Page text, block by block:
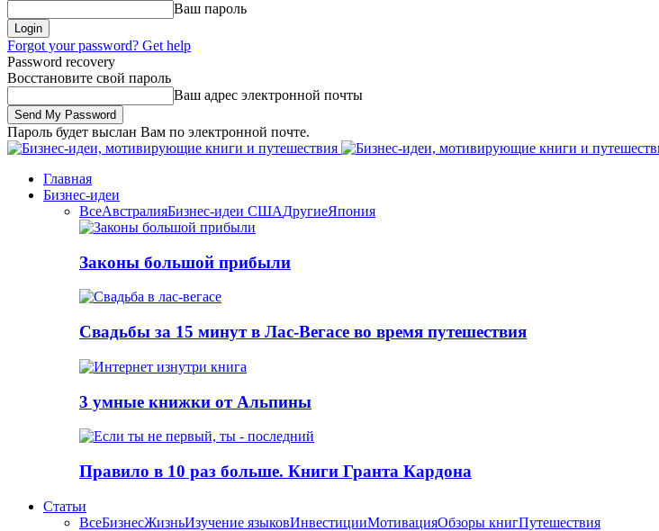
Ваш пароль
Forgot your password? Get help
Password recovery
Восстановите свой пароль
Ваш адрес электронной почты
Пароль будет выслан Вам по электронной почте.
Главная
Бизнес-идеи
ВсеАвстралияБизнес-идеи СШАДругиеЯпония
Законы большой прибыли
Свадьбы за 15 минут в Лас-Вегасе во время путешествия
3 умные книжки от Альпины
Правило в 10 раз больше. Книги Грантa Кардона
Статьи
ВсеБизнесЖизньИзучение языковИнвестицииМотивацияОбзоры книгПутешествия